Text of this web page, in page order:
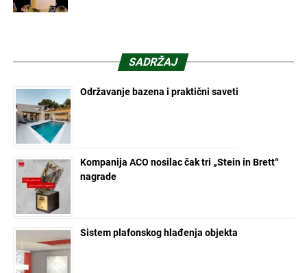
SADRŽAJ
Održavanje bazena i praktični saveti
Kompanija ACO nosilac čak tri „Stein in Brett“
nagrade
Sistem plafonskog hlađenja objekta